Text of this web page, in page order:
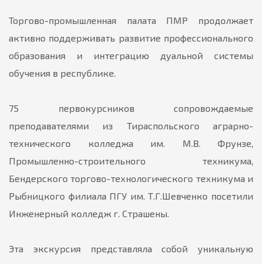
Торгово-промышленная палата ПМР продолжает
активно поддерживать развитие профессионального
образования и интеграцию дуальной системы
обучения в республике.
75 первокурсников сопровождаемые
преподавателями из Тираспольского аграрно-
технического колледжа им. М.В. Фрунзе,
Промышленно-строительного техникума,
Бендерского торгово-технологического техникума и
Рыбницкого филиала ПГУ им. Т.Г.Шевченко посетили
Инженерный колледж г. Страшены.
Эта экскурсия представляла собой уникальную